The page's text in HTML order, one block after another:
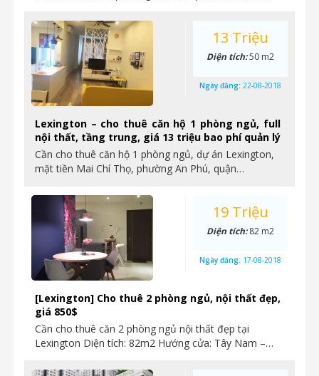
Lexington – cho thuê căn hộ 1 phòng ngủ, full
nội thất, tầng trung, giá 13 triệu bao phí quản lý
Cần cho thuê căn hộ 1 phòng ngủ, dự án Lexington,
mặt tiền Mai Chí Thọ, phường An Phú, quận…
13 Triệu
Diện tích:50 m2
Ngày đăng: 22-08-2018
[Lexington] Cho thuê 2 phòng ngủ, nội thất đẹp,
giá 850$
Cần cho thuê căn 2 phòng ngủ nội thất đẹp tại
Lexington Diện tích: 82m2 Hướng cửa: Tây Nam –…
19 Triệu
Diện tích:82 m2
Ngày đăng: 17-08-2018